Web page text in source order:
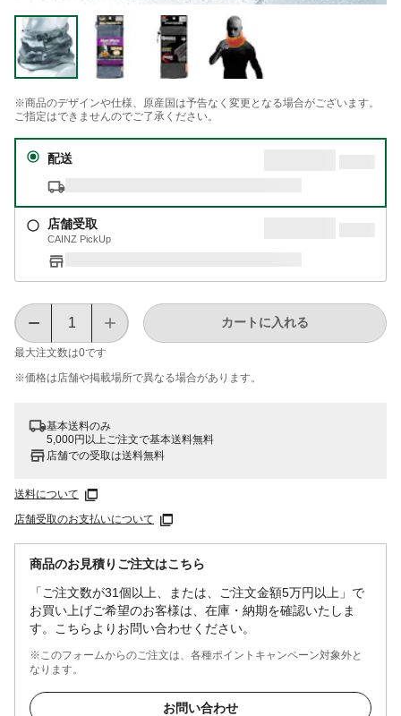
※商品のデザインや仕様、原産国は予告なく変更となる場合がございます。
ご指定はできませんのでご了承ください。
配送
店舗受取
CAINZ PickUp
最大注文数は0です
カートに入れる
※価格は​店舗や​掲載場所で​異なる​場合が​あります。
基本送料のみ
5,000円以上ご注文で基本送料無料
店舗での受取は送料無料
送料について
店舗受取のお支払いについて
商品のお見積りご注文はこちら
「ご注文数が31個以上、または、ご注文金額5万円以上」で
お買い上げご希望のお客様は、在庫・納期を確認いたしま
す。こちらよりお問い合わせください。
※このフォームからのご注文は、各種ポイントキャンペーン対象外と
なります。
お問い合わせ